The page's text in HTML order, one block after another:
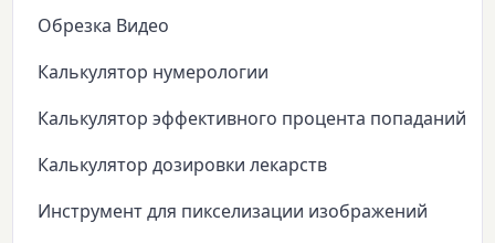
Обрезка Видео
Калькулятор нумерологии
Калькулятор эффективного процента попаданий
Калькулятор дозировки лекарств
Инструмент для пикселизации изображений